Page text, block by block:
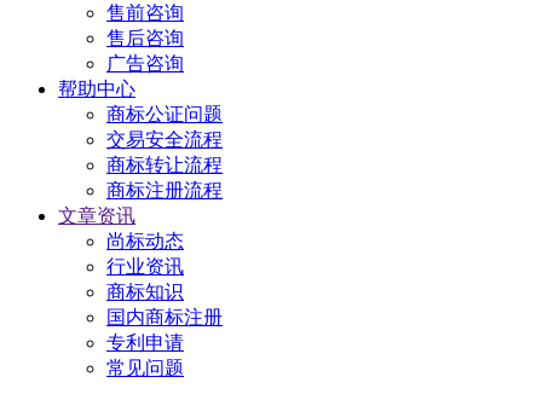
售前咨询
售后咨询
广告咨询
帮助中心
商标公证问题
交易安全流程
商标转让流程
商标注册流程
文章资讯
尚标动态
行业资讯
商标知识
国内商标注册
专利申请
常见问题